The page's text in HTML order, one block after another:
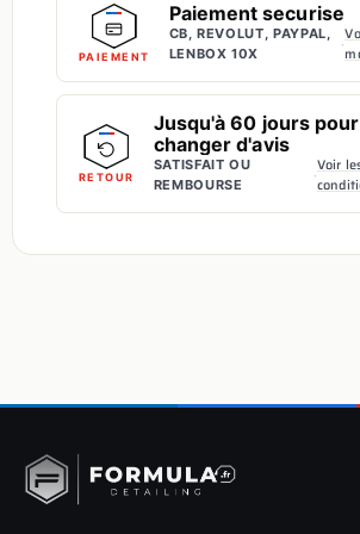
PAIEMENT
Paiement securise
CB, REVOLUT, PAYPAL,
LENBOX 10X
·
RETOUR
Jusqu'à 60 jours pour
changer d'avis
SATISFAIT OU
REMBOURSE
·Voir